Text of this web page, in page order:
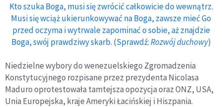
Kto szuka Boga, musi się zwrócić całkowicie do wewnątrz.
Musi się wciąż ukierunkowywać na Boga, zawsze mieć Go
przed oczyma i wytrwale zapominać o sobie, aż znajdzie
Boga, swój prawdziwy skarb. (Sprawdź:Rozwój duchowy)
Niedzielne wybory do wenezuelskiego Zgromadzenia
Konstytucyjnego rozpisane przez prezydenta Nicolasa
Maduro oprotestowała tamtejsza opozycja oraz ONZ, USA,
Unia Europejska, kraje Ameryki Łacińskiej i Hiszpania.